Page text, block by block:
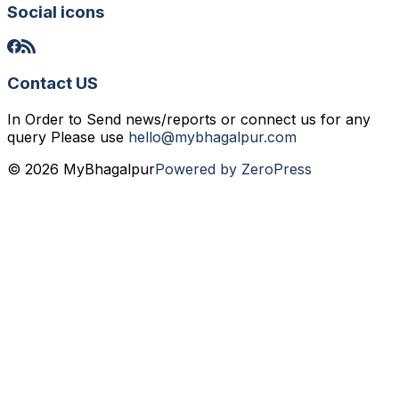
Social icons
Contact US
In Order to Send news/reports or connect us for any
query Please use hello@mybhagalpur.com
© 2026 MyBhagalpurPowered by ZeroPress